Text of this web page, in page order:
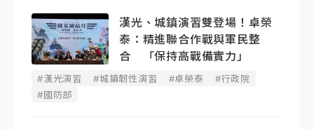
漢光、城鎮演習雙登場！卓榮
泰：精進聯合作戰與軍民整
合 「保持高戰備實力」
#漢光演習 #城鎮韌性演習 #卓榮泰
#行政院
#國防部